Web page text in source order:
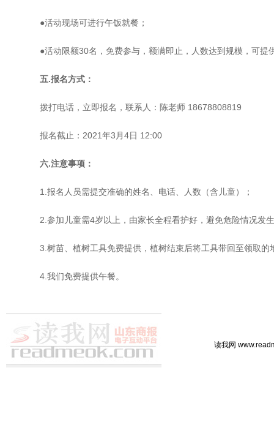
●活动现场可进行午饭就餐；
●活动限额30名，免费参与，额满即止，人数达到规模，可提
五.报名方式：
拨打电话，立即报名，联系人：陈老师 18678808819
报名截止：2021年3月4日 12:00
六.注意事项：
1.报名人员需提交准确的姓名、电话、人数（含儿童）；
2.参加儿童需4岁以上，由家长全程看护好，避免危险情况发
3.树苗、植树工具免费提供，植树结束后将工具带回至领取的
4.我们免费提供午餐。
读我网